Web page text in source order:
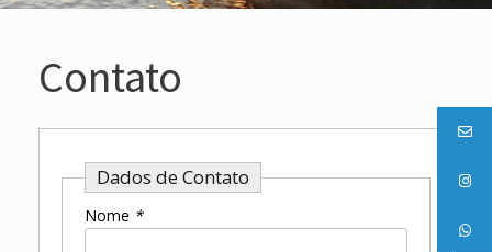
Contato
Dados de Contato
Nome *